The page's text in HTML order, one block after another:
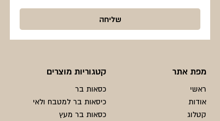
מפת אתר
ראשי
אודות
קטלוג
קטגוריות מוצרים
כסאות בר
כיסאות בר למטבח ולאי
כסאות בר מעץ